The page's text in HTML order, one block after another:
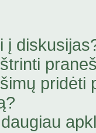
į
pridėti